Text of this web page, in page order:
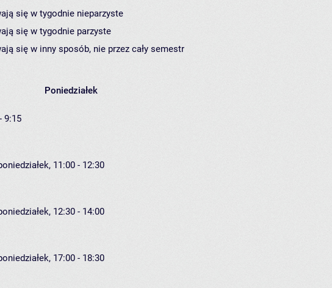
się w tygodnie nieparzyste
się w tygodnie parzyste
się w inny sposób, nie przez cały semestr
Poniedziałek
9:15
11:00 - 12:30
12:30 - 14:00
17:00 - 18:30